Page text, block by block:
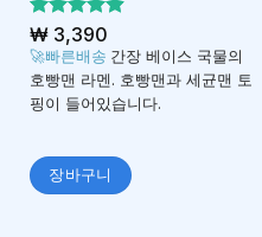
5 중에서
4.91로 평
가됨
₩3,390
🚀빠른배송 간장 베이스 국물의
호빵맨 라멘. 호빵맨과 세균맨 토
핑이 들어있습니다.
장바구니